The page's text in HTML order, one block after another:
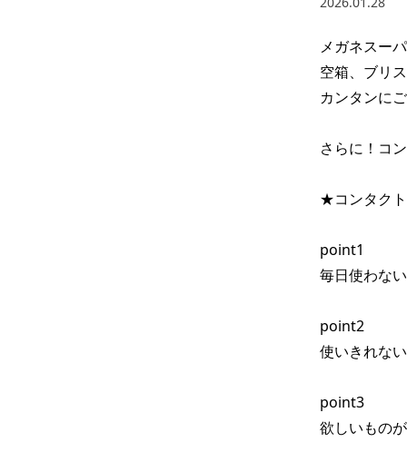
メガネスー
空箱、ブリ
カンタンに
さらに！コ
★コンタク
point1
毎日使わな
point2
使いきれな
point3
欲しいもの